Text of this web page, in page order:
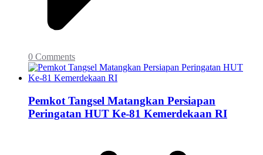
0 Comments
Pemkot Tangsel Matangkan Persiapan
Peringatan HUT Ke-81 Kemerdekaan RI